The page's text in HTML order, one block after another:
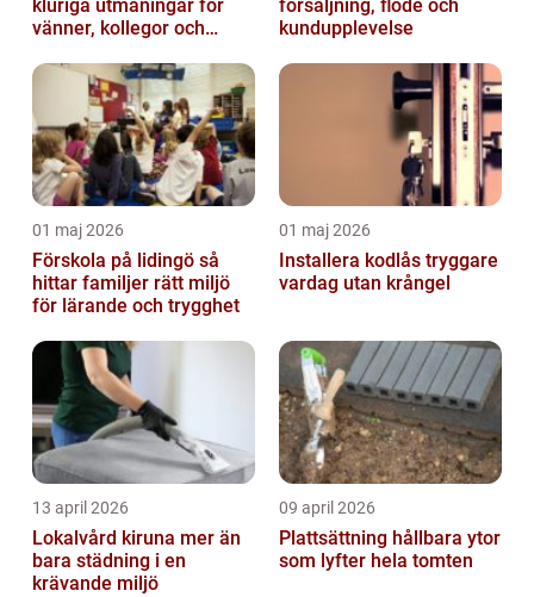
kluriga utmaningar för
vänner, kollegor och
försäljning, flöde och
kundupplevelse
01 maj 2026
Förskola på lidingö så
hittar familjer rätt miljö
för lärande och trygghet
01 maj 2026
Installera kodlås tryggare
vardag utan krångel
13 april 2026
Lokalvård kiruna mer än
bara städning i en
krävande miljö
09 april 2026
Plattsättning hållbara ytor
som lyfter hela tomten